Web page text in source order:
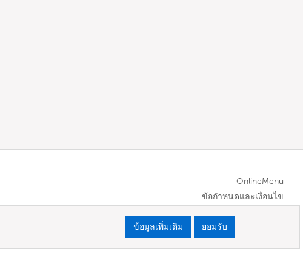
OnlineMenu
ข้อกำหนดและเงื่อนไข
ข้อมูลเพิ่มเติม ยอมรับ